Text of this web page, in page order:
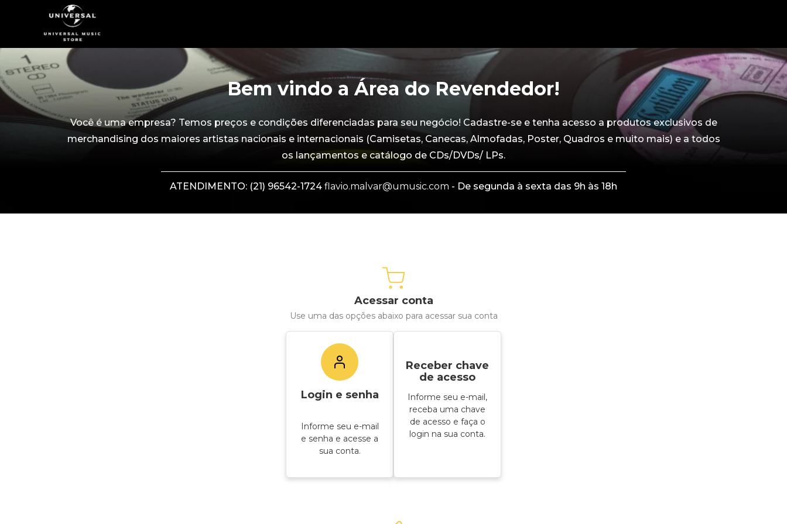
Bem vindo a Área do Revendedor!
Você é uma empresa? Temos preços e condições diferenciadas para seu negócio! Cadastre-se e tenha acesso a produtos exclusivos de
merchandising dos maiores artistas nacionais e internacionais (Camisetas, Canecas, Almofadas, Poster, Quadros e muito mais) e a todos
os lançamentos e catálogo de CDs/DVDs/ LPs.
ATENDIMENTO: (21) 96542-1724 flavio.malvar@umusic.com - De segunda à sexta das 9h às 18h
Acessar conta
Use uma das opções abaixo para acessar sua conta
Login e senha
Informe seu e-mail
e senha e acesse a
sua conta.
Receber chave
de acesso
Informe seu e-mail,
receba uma chave
de acesso e faça o
login na sua conta.